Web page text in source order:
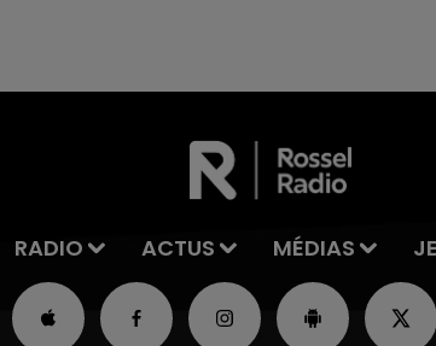
RADIO ACTUS MÉDIAS